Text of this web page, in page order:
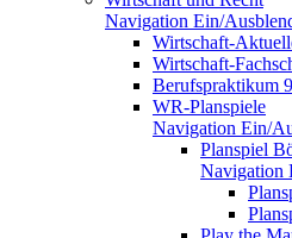
Navigation Ein/
Wirtschaft-
Wirtschaft-
Berufspraktikum
WR-Planspiele
Navigation Ein/
Planspiel
Navigation